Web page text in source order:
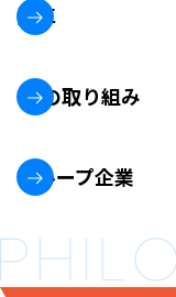
沿革
DXの取り組み
グループ企業